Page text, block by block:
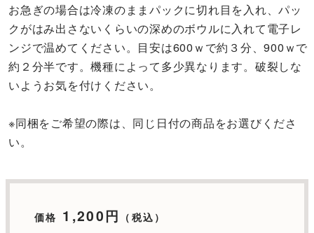
お急ぎの場合は冷凍のままパックに切れ目を入れ、パッ
クがはみ出さないくらいの深めのボウルに入れて電子レ
ンジで温めてください。目安は600ｗで約３分、900ｗで
約２分半です。機種によって多少異なります。破裂しな
いようお気を付けください。
※同梱をご希望の際は、同じ日付の商品をお選びくださ
い。
価格 1,200円 （税込）